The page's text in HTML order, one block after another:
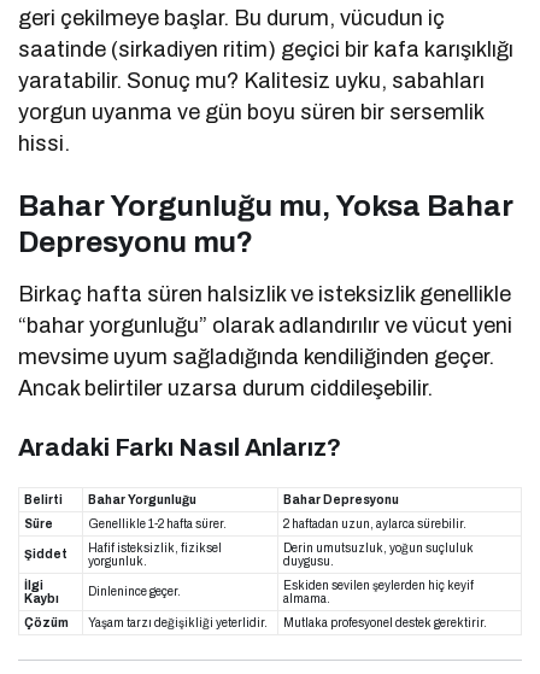
geri çekilmeye başlar. Bu durum, vücudun iç
saatinde (sirkadiyen ritim) geçici bir kafa karışıklığı
yaratabilir. Sonuç mu? Kalitesiz uyku, sabahları
yorgun uyanma ve gün boyu süren bir sersemlik
hissi.
Bahar Yorgunluğu mu, Yoksa Bahar
Depresyonu mu?
Birkaç hafta süren halsizlik ve isteksizlik genellikle
“bahar yorgunluğu” olarak adlandırılır ve vücut yeni
mevsime uyum sağladığında kendiliğinden geçer.
Ancak belirtiler uzarsa durum ciddileşebilir.
Aradaki Farkı Nasıl Anlarız?
Belirti Bahar Yorgunluğu
Bahar Depresyonu
Süre
Genellikle 1-2 hafta sürer. 2 haftadan uzun, aylarca sürebilir.
Şiddet
Hafif isteksizlik, fiziksel
yorgunluk.
Derin umutsuzluk, yoğun suçluluk
duygusu.
İlgi
Kaybı
Dinlenince geçer.
Eskiden sevilen şeylerden hiç keyif
almama.
Çözüm
Yaşam tarzı değişikliği yeterlidir. Mutlaka profesyonel destek gerektirir.